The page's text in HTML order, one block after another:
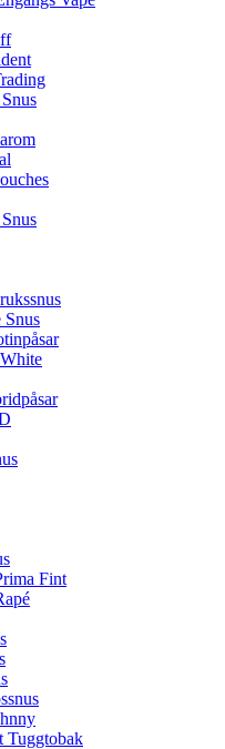
Fint
Tuggtobak